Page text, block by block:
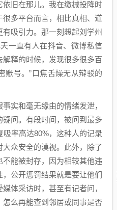
旧在那儿。我在缴械投降时
多平台而言，相比真相、道
吸引力。那一刻想起刘学州
一直有人在抖音、微博私信
释的时候，发现很多很多百
账号。”口焦舌燥无从辩驳的
实和毫无缘由的情绪发泄，
问。有段时间，被问到最多
率高达80%，这种人的记录
众安全的漠视。此外，除了
能被封存，因为相较其他违
公开惩罚结果就是要让他们
体采访时，甚至有记者问，
么再能查到邻居或同事是否